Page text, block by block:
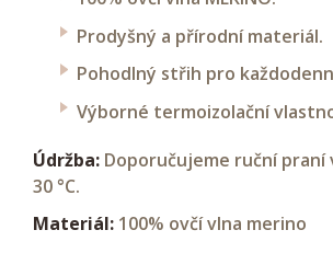
Prodyšný a přírodní materiál.
Pohodlný střih pro
Výborné termoizolační
Údržba: Doporučujeme ruční praní
30 °C.
Materiál: 100% ovčí vlna merino